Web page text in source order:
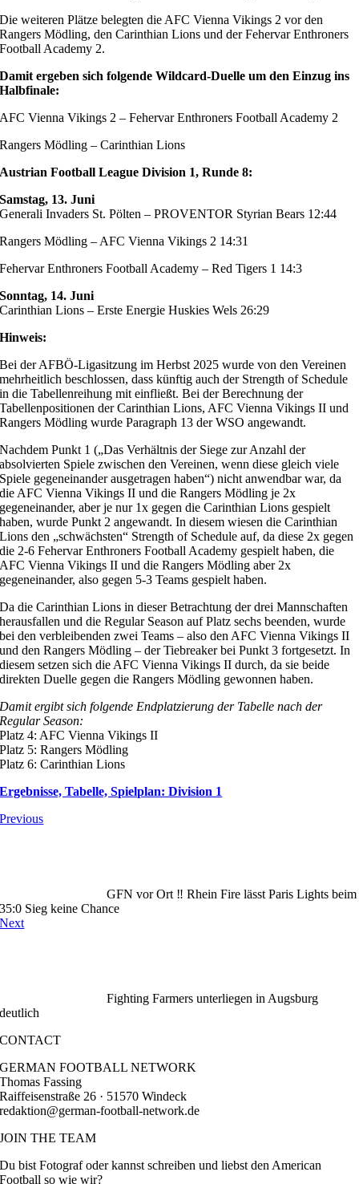
Die weiteren Plätze belegten die AFC Vienna Vikings 2 vor den
Rangers Mödling, den Carinthian Lions und der Fehervar Enthroners
Football Academy 2.
Damit ergeben sich folgende Wildcard-Duelle um den Einzug ins
Halbfinale:
AFC Vienna Vikings 2 – Fehervar Enthroners Football Academy 2
Rangers Mödling – Carinthian Lions
Austrian Football League Division 1, Runde 8:
Samstag, 13. Juni
Generali Invaders St. Pölten – PROVENTOR Styrian Bears 12:44
Rangers Mödling – AFC Vienna Vikings 2 14:31
Fehervar Enthroners Football Academy – Red Tigers 1 14:3
Sonntag, 14. Juni
Carinthian Lions – Erste Energie Huskies Wels 26:29
Hinweis:
Bei der AFBÖ-Ligasitzung im Herbst 2025 wurde von den Vereinen
mehrheitlich beschlossen, dass künftig auch der Strength of Schedule
in die Tabellenreihung mit einfließt. Bei der Berechnung der
Tabellenpositionen der Carinthian Lions, AFC Vienna Vikings II und
Rangers Mödling wurde Paragraph 13 der WSO angewandt.
Nachdem Punkt 1 („Das Verhältnis der Siege zur Anzahl der
absolvierten Spiele zwischen den Vereinen, wenn diese gleich viele
Spiele gegeneinander ausgetragen haben“) nicht anwendbar war, da
die AFC Vienna Vikings II und die Rangers Mödling je 2x
gegeneinander, aber je nur 1x gegen die Carinthian Lions gespielt
haben, wurde Punkt 2 angewandt. In diesem wiesen die Carinthian
Lions den „schwächsten“ Strength of Schedule auf, da diese 2x gegen
die 2-6 Fehervar Enthroners Football Academy gespielt haben, die
AFC Vienna Vikings II und die Rangers Mödling aber 2x
gegeneinander, also gegen 5-3 Teams gespielt haben.
Da die Carinthian Lions in dieser Betrachtung der drei Mannschaften
herausfallen und die Regular Season auf Platz sechs beenden, wurde
bei den verbleibenden zwei Teams – also den AFC Vienna Vikings II
und den Rangers Mödling – der Tiebreaker bei Punkt 3 fortgesetzt. In
diesem setzen sich die AFC Vienna Vikings II durch, da sie beide
direkten Duelle gegen die Rangers Mödling gewonnen haben.
Damit ergibt sich folgende Endplatzierung der Tabelle nach der
Regular Season:
Platz 4: AFC Vienna Vikings II
Platz 5: Rangers Mödling
Platz 6: Carinthian Lions
Ergebnisse, Tabelle, Spielplan: Division 1
Previous
GFN vor Ort ‼️ Rhein Fire lässt Paris Lights beim
35:0 Sieg keine Chance
Next
Fighting Farmers unterliegen in Augsburg
deutlich
CONTACT
GERMAN FOOTBALL NETWORK
Thomas Fassing
Raiffeisenstraße 26 · 51570 Windeck
redaktion@german-football-network.de
JOIN THE TEAM
Du bist Fotograf oder kannst schreiben und liebst den American
Football so wie wir?